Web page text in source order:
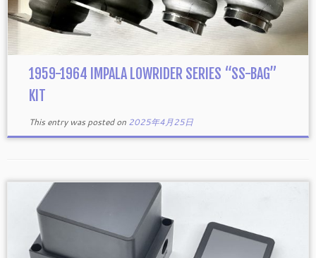
1959-1964 IMPALA LOWRIDER SERIES “SS-BAG”
KIT
This entry was posted on 2025年4月25日